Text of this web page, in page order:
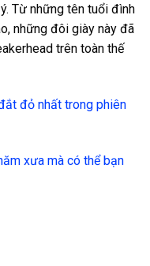
Từ những tên tuổi đình
những đôi giày này đã
trên toàn thế
đỏ nhất trong phiên
xưa mà có thể bạn